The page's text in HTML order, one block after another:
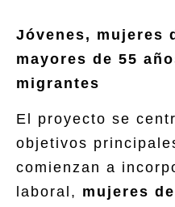
Jóvenes, mujeres
mayores de 55
migrantes
El proyecto se
objetivos
comienzan a
laboral, mujeres